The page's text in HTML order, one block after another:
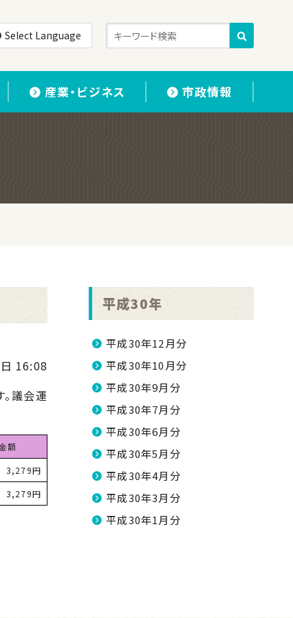
Select Language
産業・ビジネス 市政情報
16:08
議会運
額
3,279円
3,279円
平成30年
平成30年12月分
平成30年10月分
平成30年9月分
平成30年7月分
平成30年6月分
平成30年5月分
平成30年4月分
平成30年3月分
平成30年1月分